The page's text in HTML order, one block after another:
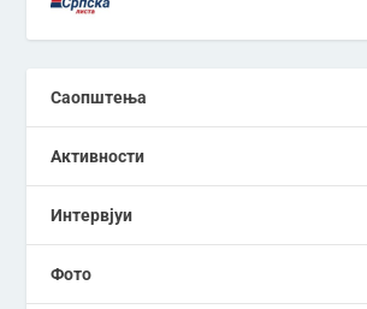
Саопштења
Активности
Интервјуи
Фото